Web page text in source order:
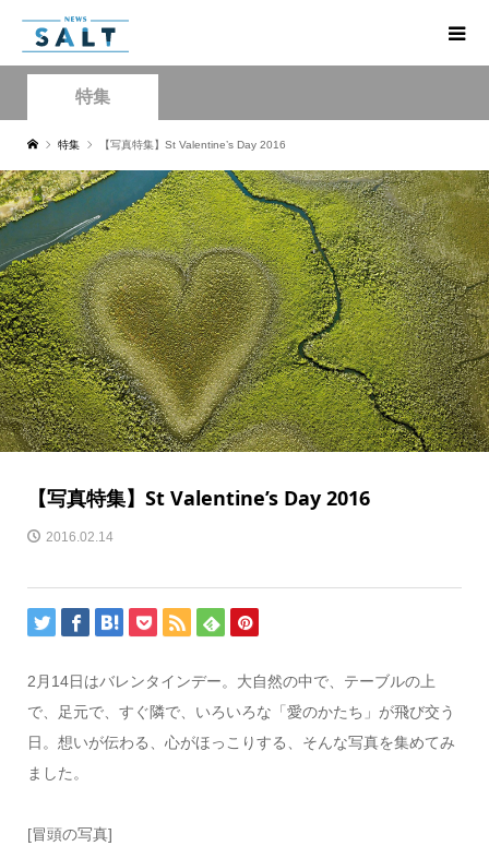
特集
特集 【写真特集】St Valentine’s Day 2016
【写真特集】St Valentine’s Day 2016
2016.02.14
2月14日はバレンタインデー。大自然の中で、テーブルの上
で、足元で、すぐ隣で、いろいろな「愛のかたち」が飛び交う
日。想いが伝わる、心がほっこりする、そんな写真を集めてみ
ました。
[冒頭の写真]